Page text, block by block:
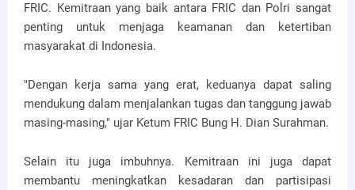
FRIC. Kemitraan yang baik antara FRIC dan Polri sangat
penting untuk menjaga keamanan dan ketertiban
masyarakat di Indonesia.
"Dengan kerja sama yang erat, keduanya dapat saling
mendukung dalam menjalankan tugas dan tanggung jawab
masing-masing," ujar Ketum FRIC Bung H. Dian Surahman.
Selain itu juga imbuhnya. Kemitraan ini juga dapat
membantu meningkatkan kesadaran dan partisipasi